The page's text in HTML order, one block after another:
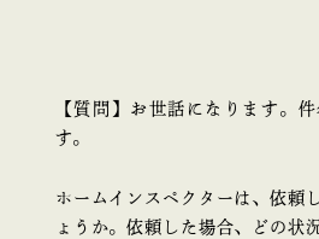
【質問】お世話になります。
す。
ホームインスペクターは、依頼
ょうか。依頼した場合、どの状